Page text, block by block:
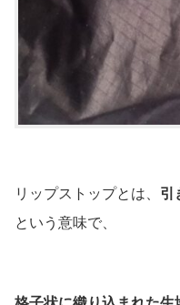
リップストップとは、 引
という意味で、